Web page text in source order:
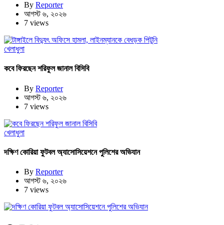
By Reporter
আগস্ট ৬, ২০২৬
7 views
খেলাধুলা
কবে ফিরছেন শরিফুল জানাল বিসিবি
By Reporter
আগস্ট ৬, ২০২৬
7 views
খেলাধুলা
দক্ষিণ কোরিয়া ফুটবল অ্যাসোসিয়েশনে পুলিশের অভিযান
By Reporter
আগস্ট ৬, ২০২৬
7 views